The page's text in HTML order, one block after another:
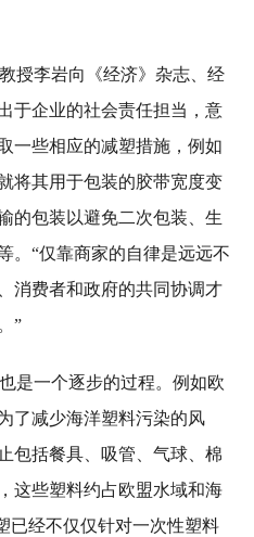
授李岩向《经济》杂志、经
于企业的社会责任担当，意
一些相应的减塑措施，例如
将其用于包装的胶带宽度变
的包装以避免二次包装、生
。“仅靠商家的自律是远远不
消费者和政府的共同协调才
”
是一个逐步的过程。例如欧
了减少海洋塑料污染的风
包括餐具、吸管、气球、棉
这些塑料约占欧盟水域和海
已经不仅仅针对一次性塑料